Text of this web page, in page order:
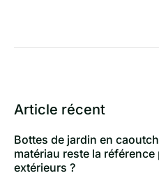
Article récent
Bottes de jardin en
matériau reste la
extérieurs ?